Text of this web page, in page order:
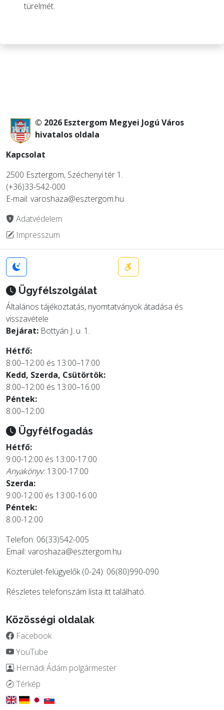
türelmét.
© 2026 Esztergom Megyei Jogú Város
hivatalos oldala
Kapcsolat
2500 Esztergom, Széchenyi tér 1.
(+36)33-542-000
E-mail: varoshaza@esztergom.hu
Adatvédelem
Impresszum
Ügyfélszolgálat
Általános tájékoztatás, nyomtatványok átadása és
visszavétele
Bejárat: Bottyán J. u. 1.
Hétfő:
8:00–12:00 és 13:00–17:00
Kedd, Szerda, Csütörtök:
8:00–12:00 és 13:00–16:00
Péntek:
8:00–12:00
Ügyfélfogadás
Hétfő:
9:00-12:00 és 13:00-17:00
Anyakönyv:13:00-17:00
Szerda:
9:00-12:00 és 13:00-16:00
Péntek:
8:00-12:00
Telefon: 06(33)542-005
Email: varoshaza@esztergom.hu
Közterület-felügyelők (0-24): 06(80)990-090
Részletes telefonszám lista itttalálható.
Közösségi oldalak
Facebook
YouTube
Hernádi Ádám polgármester
Térkép